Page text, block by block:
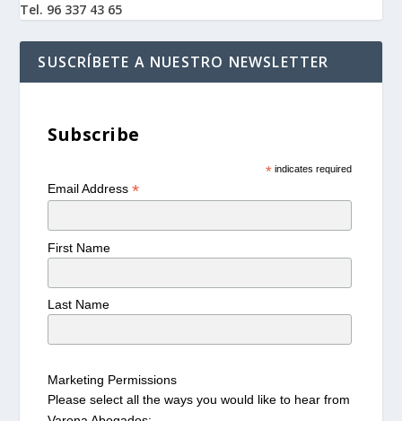
Tel. 96 337 43 65
SUSCRÍBETE A NUESTRO NEWSLETTER
Subscribe
*indicates required
Email Address*
First Name
Last Name
Marketing Permissions
Please select all the ways you would like to hear from